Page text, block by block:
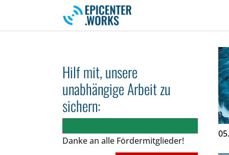
Skip to main navigation
Skip to main content
Skip to page footer
Hilf mit, unsere
unabhängige Arbeit zu
sichern:
Danke an alle Fördermitglieder!